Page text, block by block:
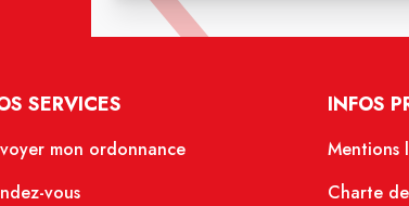
SERVICES
mon ordonnance
vous
INFOS
Mentions
Charte